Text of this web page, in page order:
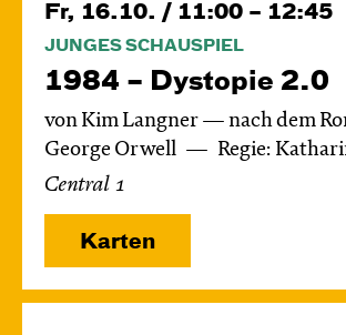
Fr, 16.10. / 11:00 – 12:45
JUNGES SCHAUSPIEL
1984 – Dystopie 2.0
von Kim Langner — nach dem
George Orwell
Regie:
Central 1
Karten